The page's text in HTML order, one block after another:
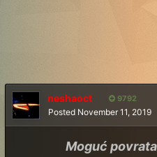
neshaoct 9792
Posted November 11, 2019
Moguć